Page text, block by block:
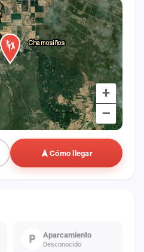
+
–
Cómo llegar
Aparcamiento
Desconocido